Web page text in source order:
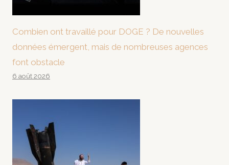
Combien ont travaillé pour DOGE ? De nouvelles
données émergent, mais de nombreuses agences
font obstacle
6 août 2026